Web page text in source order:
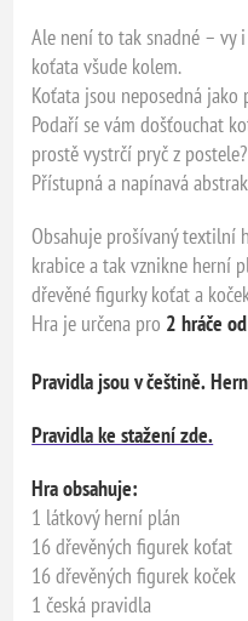
Ale není to tak snadné – vy
koťata všude kolem.
Koťata jsou neposedná jako
Podaří se vám došťouchat
prostě vystrčí pryč z postele?
Přístupná a napínavá
Obsahuje prošívaný textilní
krabice a tak vznikne herní
dřevěné figurky koťat a
Hra je určena pro 2 hráče
Pravidla jsou v češtině.
Pravidla ke stažení zde.
Hra obsahuje:
1 látkový herní plán
16 dřevěných figurek koťat
16 dřevěných figurek koček
1 česká pravidla